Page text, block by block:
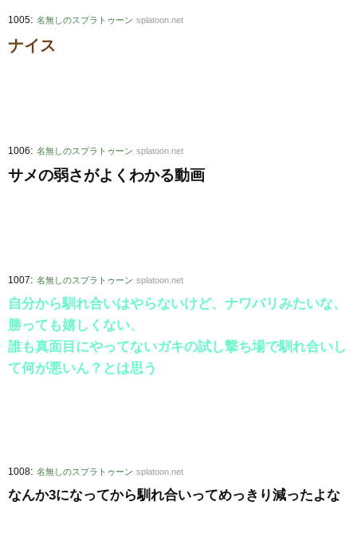
1005: 名無しのスプラトゥーン splatoon.net
ナイス
1006: 名無しのスプラトゥーン splatoon.net
サメの弱さがよくわかる動画
1007: 名無しのスプラトゥーン splatoon.net
自分から馴れ合いはやらないけど、ナワバリみたいな、
勝っても嬉しくない、
誰も真面目にやってないガキの試し撃ち場で馴れ合いし
て何が悪いん？とは思う
1008: 名無しのスプラトゥーン splatoon.net
なんか3になってから馴れ合いってめっきり減ったよな